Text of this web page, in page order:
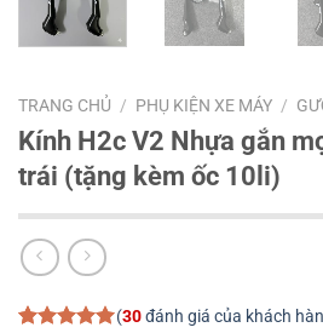
TRANG CHỦ / PHỤ KIỆN XE MÁY /
Kính H2c V2 Nhựa gắn
trái (tặng kèm ốc 10li)
(30đánh giá của khách